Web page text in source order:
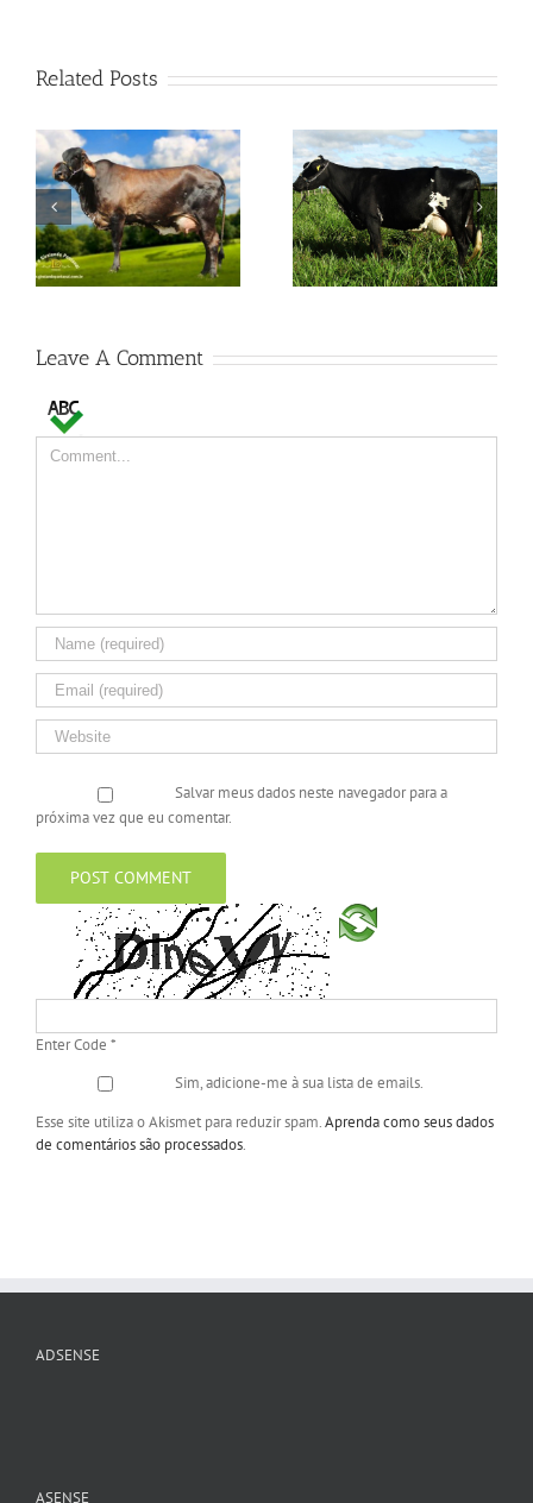
Related Posts
Noiva Millenium FZD Esquecida Paviljon FZD
Leave A Comment
Comment
Salvar meus dados neste navegador para a
próxima vez que eu comentar.
Enter Code *
Sim, adicione-me à sua lista de emails.
Esse site utiliza o Akismet para reduzir spam.Aprenda como seus dados
de comentários são processados.
ADSENSE
ASENSE